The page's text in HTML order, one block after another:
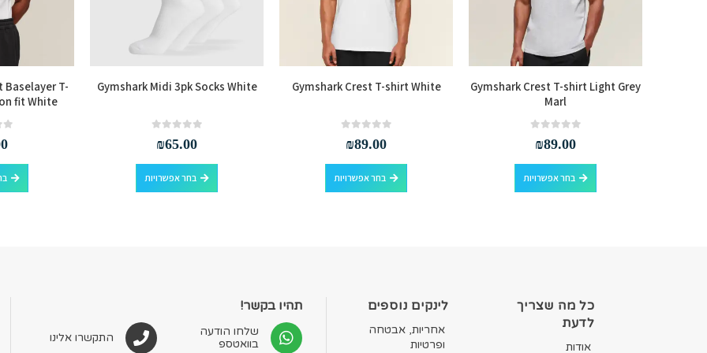
Gymshark Crest T-shirt Light Grey
Marl
₪89.00
בחר אפשרויות
למוצר זה יש מספר סוגים. ניתן לבחור את האפשרויות בעמוד המוצר
Gymshark Crest T-shirt White
₪89.00
בחר אפשרויות
למוצר זה יש מספר סוגים. ניתן לבחור את האפשרויות בעמוד המוצר
Gymshark Midi 3pk Socks White
₪65.00
בחר אפשרויות
למוצר זה יש מספר סוגים. ניתן לבחור את האפשרויות בעמוד המוצר
Baselayer T-
fit White
כל מה שצריך
לדעת
אודות
לינקים נוספים
אחריות, אבטחה
ופרטיות
תהיו בקשר!
שלחו הודעה
בוואטספ
התקשרו אלינו